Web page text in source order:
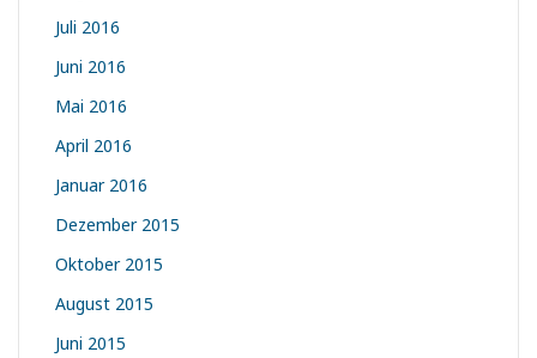
Juli 2016
Juni 2016
Mai 2016
April 2016
Januar 2016
Dezember 2015
Oktober 2015
August 2015
Juni 2015